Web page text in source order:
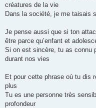
créatures de la vie
Dans la société, je me taisais
Je pense aussi que si ton
être parce qu’enfant et
Si on est sincère, tu as connu
durant nos vies
Et pour cette phrase où tu dis
plus
Tu es une personne très
profondeur